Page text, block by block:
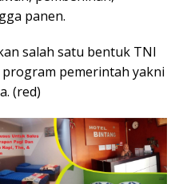
panen.
salah satu bentuk TNI
pemerintah yakni
(red)